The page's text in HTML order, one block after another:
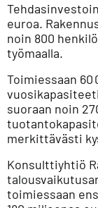
euroa.
noin 800
työmaalla.
Toimiessaan
suoraan noin
merkittävästi
Konsulttiyhtiö
toimiessaan